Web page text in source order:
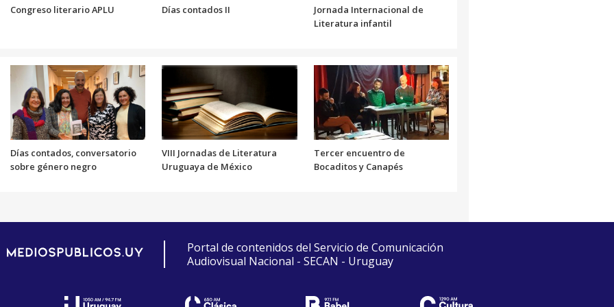
Congreso literario APLU Días contados II
Jornada Internacional de
Literatura infantil
Días contados, conversatorio
sobre género negro
VIII Jornadas de Literatura
Uruguaya de México
Tercer encuentro de
Bocaditos y Canapés
Portal de contenidos del Servicio de Comunicación
Audiovisual Nacional - SECAN - Uruguay